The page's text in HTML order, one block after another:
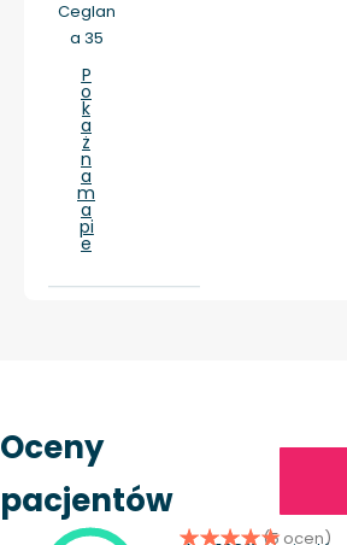
Ceglan
a 35
P
o
k
a
ż
n
a
m
a
pi
e
Oceny
pacjentów
(5 ocen)